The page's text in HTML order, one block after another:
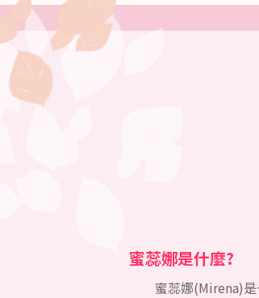
蜜蕊娜是什麼?
蜜蕊娜(Mirena)是